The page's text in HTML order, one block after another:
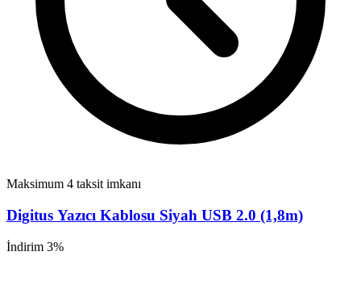
Maksimum 4 taksit imkanı
Digitus Yazıcı Kablosu Siyah USB 2.0 (1,8m)
İndirim 3%